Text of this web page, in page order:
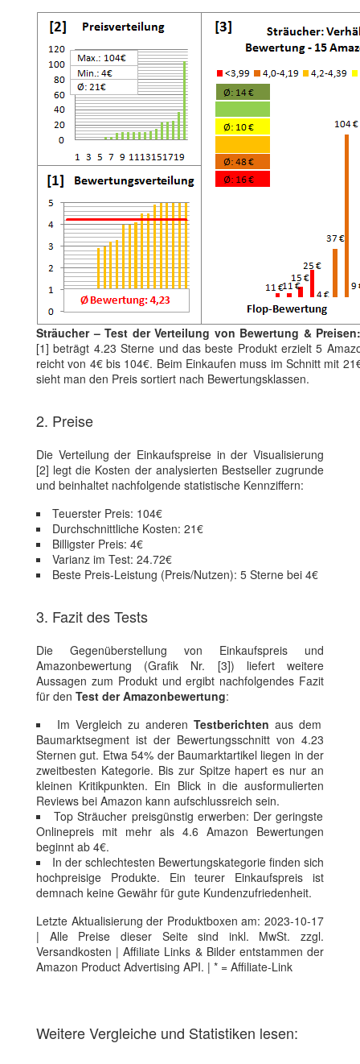
Sträucher – Test der Verteilung von Bewertung & Preisen:
[1] beträgt 4.23 Sterne und das beste Produkt erzielt 5
reicht von 4€ bis 104€. Beim Einkaufen muss im Schnitt mit
sieht man den Preis sortiert nach Bewertungsklassen.
2. Preise
Die Verteilung der Einkaufspreise in der Visualisierung
[2] legt die Kosten der analysierten Bestseller zugrunde
und beinhaltet nachfolgende statistische Kennziffern:
Teuerster Preis: 104€
Durchschnittliche Kosten: 21€
Billigster Preis: 4€
Varianz im Test: 24.72€
Beste Preis-Leistung (Preis/Nutzen): 5 Sterne bei 4€
3. Fazit des Tests
Die Gegenüberstellung von Einkaufspreis und
Amazonbewertung (Grafik Nr. [3]) liefert weitere
Aussagen zum Produkt und ergibt nachfolgendes Fazit
für den Test der Amazonbewertung:
Im Vergleich zu anderen Testberichten aus dem
Baumarktsegment ist der Bewertungsschnitt von 4.23
Sternen gut. Etwa 54% der Baumarktartikel liegen in der
zweitbesten Kategorie. Bis zur Spitze hapert es nur an
kleinen Kritikpunkten. Ein Blick in die ausformulierten
Reviews bei Amazon kann aufschlussreich sein.
Top Sträucher preisgünstig erwerben: Der geringste
Onlinepreis mit mehr als 4.6 Amazon Bewertungen
beginnt ab 4€.
In der schlechtesten Bewertungskategorie finden sich
hochpreisige Produkte. Ein teurer Einkaufspreis ist
demnach keine Gewähr für gute Kundenzufriedenheit.
Letzte Aktualisierung der Produktboxen am: 2023-10-17
| Alle Preise dieser Seite sind inkl. MwSt. zzgl.
Versandkosten | Affiliate Links & Bilder entstammen der
Amazon Product Advertising API. | * = Affiliate-Link
Weitere Vergleiche und Statistiken lesen: